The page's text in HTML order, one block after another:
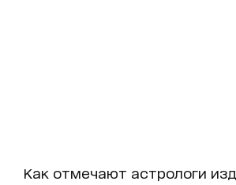
Как отмечают астрологи